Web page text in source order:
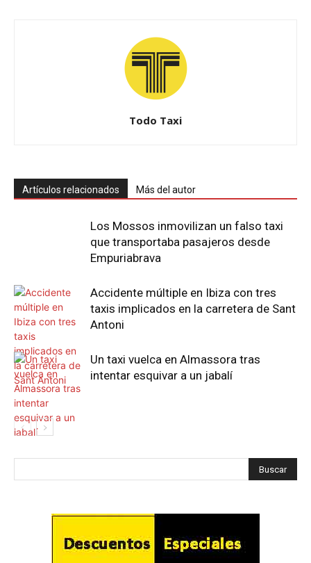
Todo Taxi
Artículos relacionados Más del autor
Los Mossos inmovilizan un falso taxi
que transportaba pasajeros desde
Empuriabrava
Accidente múltiple en Ibiza con tres
taxis implicados en la carretera de Sant
Antoni
Un taxi vuelca en Almassora tras
intentar esquivar a un jabalí